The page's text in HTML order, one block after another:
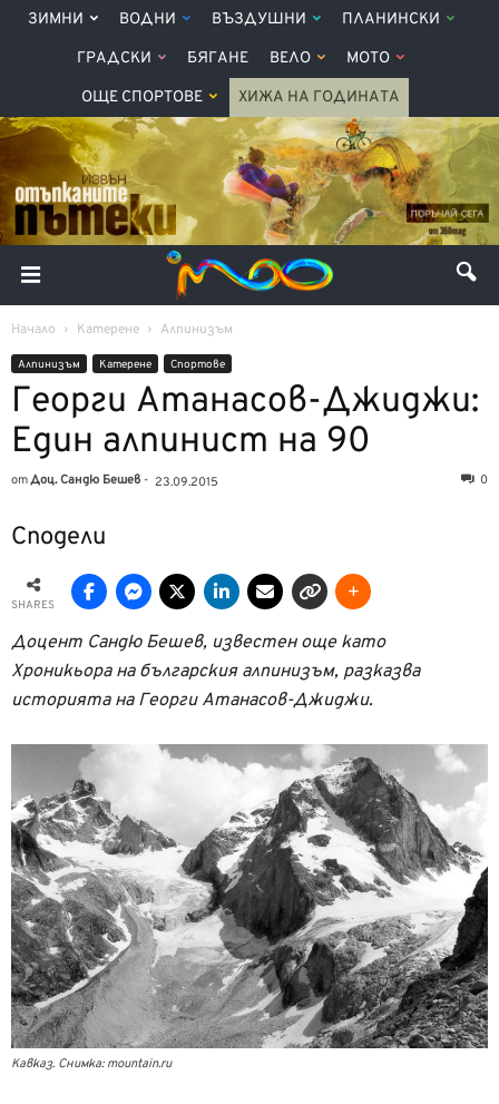
ЗИМНИ ВОДНИ ВЪЗДУШНИ ПЛАНИНСКИ
ГРАДСКИ БЯГАНЕ ВЕЛО МОТО
ОЩЕ СПОРТОВЕ ХИЖА НА ГОДИНАТА
Начало Катерене Алпинизъм
Алпинизъм Катерене Спортове
Георги Атанасов-Джиджи:
Един алпинист на 90
отДоц. Сандю Бешев - 23.09.2015 0
Сподели
SHARES
Доцент Сандю Бешев, известен още като
Хроникьора на българския алпинизъм, разказва
историята на Георги Атанасов-Джиджи.
Кавказ. Снимка: mountain.ru